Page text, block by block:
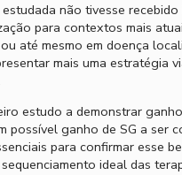
não tivesse
para contextos mais
até mesmo em doença
mais uma estratégia
estudo a demonstrar
possível ganho de SG a ser
para confirmar esse
ideal das